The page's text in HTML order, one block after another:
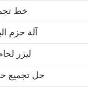
خط
آلة حزم
ليزر
حل تجميع